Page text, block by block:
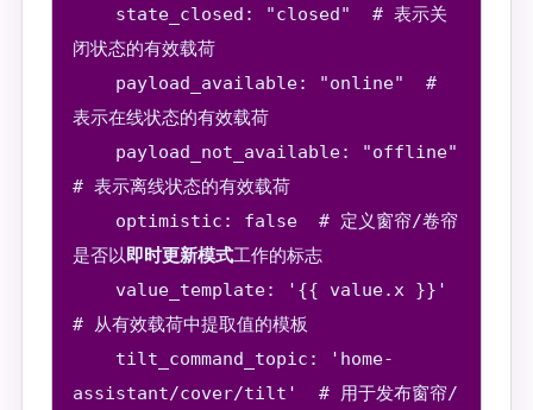
闭状态的有效载荷
表示在线状态的有效载荷
# 表示离线状态的有效载荷
是否以即时更新模式工作的标志
    value_template: '{{ value.x }}'
# 从有效载荷中提取值的模板
assistant/cover/tilt'  # 用于发布窗帘/